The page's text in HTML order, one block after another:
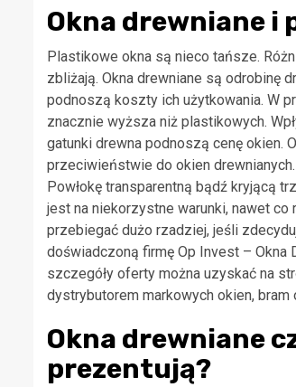
Okna drewniane i
Plastikowe okna są nieco tańsze.
zbliżają. Okna drewniane są odrobinę
podnoszą koszty ich użytkowania. W
znacznie wyższa niż plastikowych.
gatunki drewna podnoszą cenę okien.
przeciwieństwie do okien
Powłokę transparentną bądź kryjącą
jest na niekorzystne warunki, nawet co
przebiegać dużo rzadziej, jeśli
doświadczoną firmę Op Invest – Okna
szczegóły oferty można uzyskać na
dystrybutorem markowych okien,
Okna drewniane
prezentują?